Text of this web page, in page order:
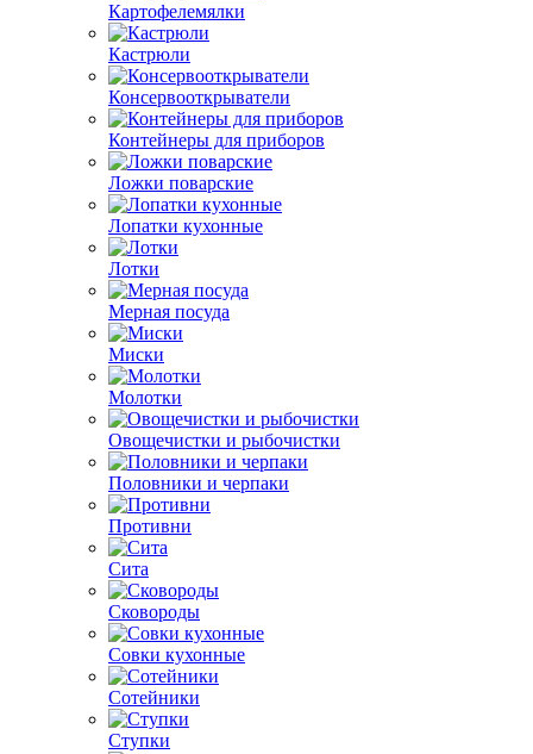
Картофелемялки
Кастрюли
Консервооткрыватели
Контейнеры для приборов
Ложки поварские
Лопатки кухонные
Лотки
Мерная посуда
Миски
Молотки
Овощечистки и рыбочистки
Половники и черпаки
Противни
Сита
Сковороды
Совки кухонные
Сотейники
Ступки